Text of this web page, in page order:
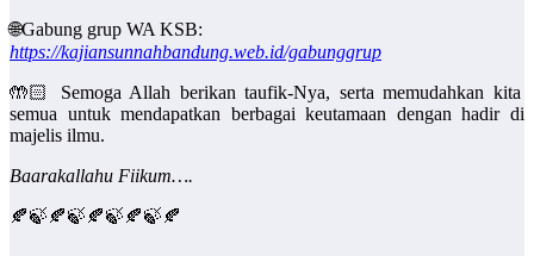
🌐Gabung grup WA KSB:
https://kajiansunnahbandung.web.id/gabunggrup
🤲🏻 Semoga Allah berikan taufik-Nya, serta memudahkan kita
semua untuk mendapatkan berbagai keutamaan dengan hadir di
majelis ilmu.
Baarakallahu Fiikum….
🍂🍃🍂🍃🍂🍃🍂🍃🍂